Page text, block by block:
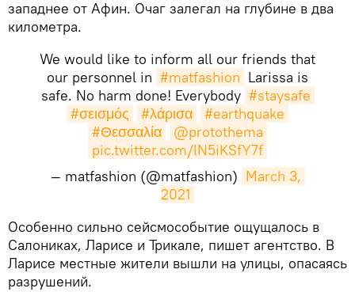
западнее от Афин. Очаг залегал на глубине в два
километра.
We would like to inform all our friends that
our personnel in #matfashion Larissa is
safe. No harm done! Everybody #staysafe
#σεισμός
#λάρισα
#earthquake
#Θεσσαλία
@protothema
pic.twitter.com/lN5iKSfY7f
— matfashion (@matfashion) March 3,
2021
​Особенно сильно сейсмособытие ощущалось в
Салониках, Ларисе и Трикале, пишет агентство. В
Ларисе местные жители вышли на улицы, опасаясь
разрушений.